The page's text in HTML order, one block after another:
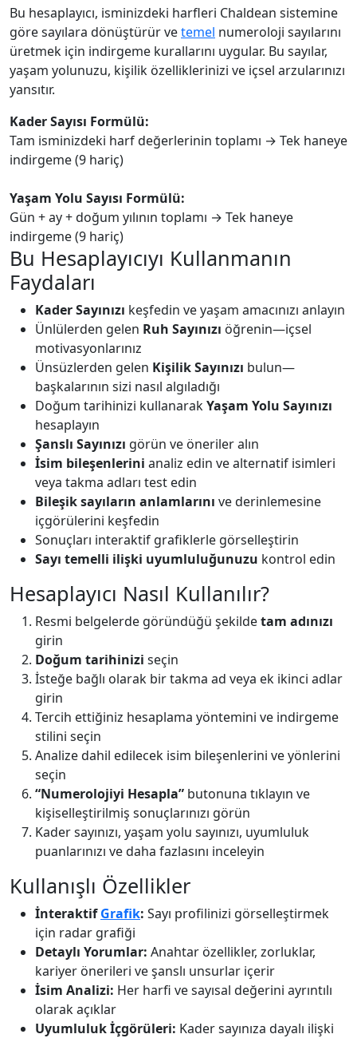
Bu hesaplayıcı, isminizdeki harfleri Chaldean sistemine
göre sayılara dönüştürür vetemel numeroloji sayılarını
üretmek için indirgeme kurallarını uygular. Bu sayılar,
yaşam yolunuzu, kişilik özelliklerinizi ve içsel arzularınızı
yansıtır.
Kader Sayısı Formülü:
Tam isminizdeki harf değerlerinin toplamı → Tek haneye
indirgeme (9 hariç)
Yaşam Yolu Sayısı Formülü:
Gün + ay + doğum yılının toplamı → Tek haneye
indirgeme (9 hariç)
Bu Hesaplayıcıyı Kullanmanın
Faydaları
Kader Sayınızı keşfedin ve yaşam amacınızı anlayın
Ünlülerden gelen Ruh Sayınızı öğrenin—içsel
motivasyonlarınız
Ünsüzlerden gelen Kişilik Sayınızı bulun—
başkalarının sizi nasıl algıladığı
Doğum tarihinizi kullanarakYaşam Yolu Sayınızı
hesaplayın
Şanslı Sayınızı görün ve öneriler alın
İsim bileşenlerini analiz edin ve alternatif isimleri
veya takma adları test edin
Bileşik sayıların anlamlarını ve derinlemesine
içgörülerini keşfedin
Sonuçları interaktif grafiklerle görselleştirin
Sayı temelli ilişki uyumluluğunuzu kontrol edin
Hesaplayıcı Nasıl Kullanılır?
Resmi belgelerde göründüğü şekildetam adınızı
girin
Doğum tarihinizi seçin
İsteğe bağlı olarak bir takma ad veya ek ikinci adlar
girin
Tercih ettiğiniz hesaplama yöntemini ve indirgeme
stilini seçin
Analize dahil edilecek isim bileşenlerini ve yönlerini
seçin
“Numerolojiyi Hesapla” butonuna tıklayın ve
kişiselleştirilmiş sonuçlarınızı görün
Kader sayınızı, yaşam yolu sayınızı, uyumluluk
puanlarınızı ve daha fazlasını inceleyin
Kullanışlı Özellikler
İnteraktifGrafik: Sayı profilinizi görselleştirmek
için radar grafiği
Detaylı Yorumlar: Anahtar özellikler, zorluklar,
kariyer önerileri ve şanslı unsurlar içerir
İsim Analizi: Her harfi ve sayısal değerini ayrıntılı
olarak açıklar
Uyumluluk İçgörüleri: Kader sayınıza dayalı ilişki